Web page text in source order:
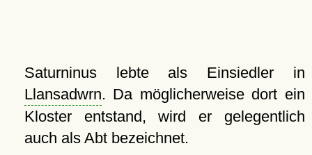
Saturninus lebte als Einsiedler in
Llansadwrn. Da möglicherweise dort ein
Kloster entstand, wird er gelegentlich
auch als Abt bezeichnet.